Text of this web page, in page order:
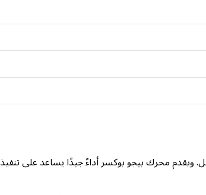
ويقدم محرك بيجو بوكسر أداءً جيدًا يساعد على تنفيذ